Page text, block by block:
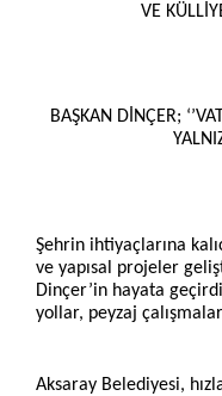
VE
BAŞKAN DİNÇER;
Şehrin ihtiyaçlarına
ve yapısal projeler
Dinçer’in hayata
yollar, peyzaj
Aksaray Belediyesi,